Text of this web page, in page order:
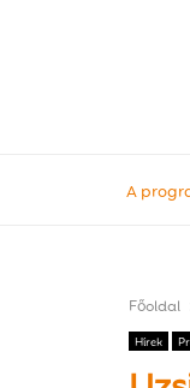
A
Főoldal
Hírek